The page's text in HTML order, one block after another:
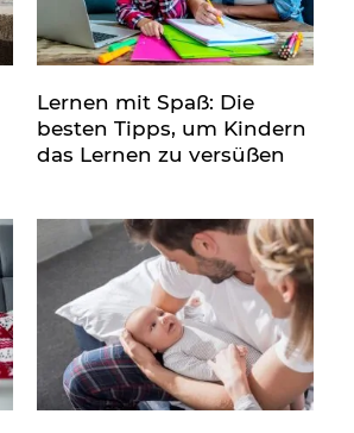
Lernen mit Spaß: Die
besten Tipps, um Kindern
das Lernen zu versüßen